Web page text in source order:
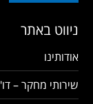
ניווט באתר
אודותינו
שירותי מחקר –